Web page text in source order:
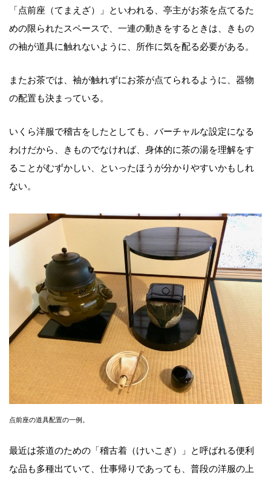
「点前座（てまえざ）」といわれる、亭主がお茶を点てるた
めの限られたスペースで、一連の動きをするときは、きもの
の袖が道具に触れないように、所作に気を配る必要がある。
またお茶では、袖が触れずにお茶が点てられるように、器物
の配置も決まっている。
いくら洋服で稽古をしたとしても、バーチャルな設定になる
わけだから、きものでなければ、身体的に茶の湯を理解をす
ることがむずかしい、といったほうが分かりやすいかもしれ
ない。
点前座の道具配置の一例。
最近は茶道のための「稽古着（けいこぎ）」と呼ばれる便利
な品も多種出ていて、仕事帰りであっても、普段の洋服の上